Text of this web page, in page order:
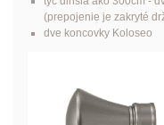
(prepojenie je zakryté
dve koncovky Koloseo